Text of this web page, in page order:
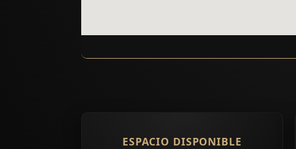
ESPACIO DISPONIBLE